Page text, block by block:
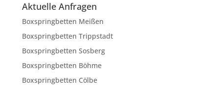
Aktuelle Anfragen
Boxspringbetten Meißen
Boxspringbetten Trippstadt
Boxspringbetten Sosberg
Boxspringbetten Böhme
Boxspringbetten Cölbe